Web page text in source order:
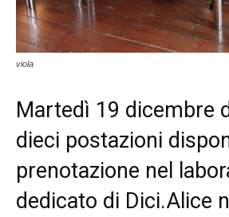
viola
Martedì 19 dicembre
dieci postazioni
prenotazione nel
dedicato di Dici.Alice